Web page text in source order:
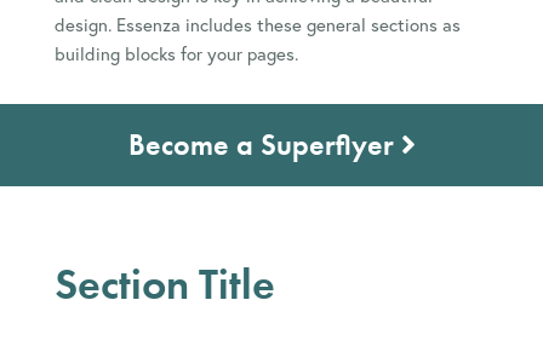
design. Essenza includes these general sections as
building blocks for your pages.
Become a Superflyer
Section Title